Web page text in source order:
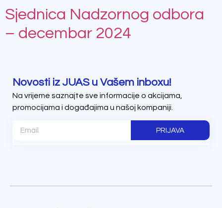
Sjednica Nadzornog odbora
– decembar 2024
Novosti iz JUAS u Vašem inboxu!
Na vrijeme saznajte sve informacije o akcijama,
promocijama i događajima u našoj kompaniji.
PRIJAVA